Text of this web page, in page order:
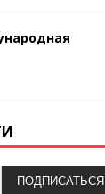
ПОДПИСАТЬСЯ